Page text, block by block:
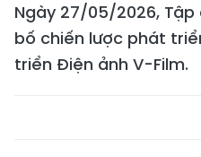
Ngày 27/05/2026,
bố chiến lược phát
triển Điện ảnh V-Film.